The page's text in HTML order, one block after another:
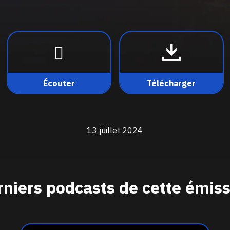
Écouter Télécharger
13 juillet 2024
podcasts de cette